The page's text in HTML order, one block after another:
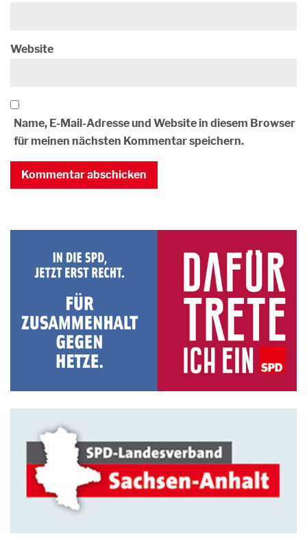
Website
Name, E-Mail-Adresse und Website in diesem Browser
für meinen nächsten Kommentar speichern.